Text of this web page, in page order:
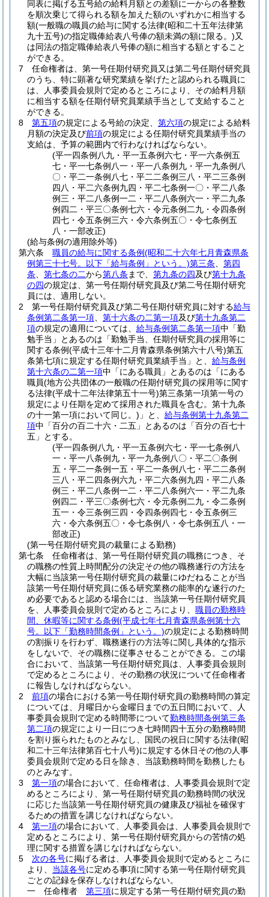
同表に掲げる五号給の給料月額との差額に一からの各整数
を順次乗じて得られる額を加えた額のいずれかに相当する
額(一般職の職員の給与に関する法律(昭和二十五年法律第
九十五号)の指定職俸給表八号俸の額未満の額に限る。)又
は同法の指定職俸給表八号俸の額に相当する額とすること
ができる。
7
任命権者は、第一号任期付研究員又は第二号任期付研究員
のうち、特に顕著な研究業績を挙げたと認められる職員に
は、人事委員会規則で定めるところにより、その給料月額
に相当する額を任期付研究員業績手当として支給すること
ができる。
8
第五項の規定による号給の決定、 第六項の規定による給料
月額の決定及び前項の規定による任期付研究員業績手当の
支給は、予算の範囲内で行わなければならない。
(平一四条例八九・平一五条例六七・平一六条例五
七・平一七条例八一・平一八条例九・平一九条例八
〇・平二一条例八七・平二二条例三八・平二三条例
四八・平二六条例九四・平二七条例一〇・平二八条
例三・平二八条例一二・平二八条例六一・平二九条
例四二・平三〇条例七六・令元条例二九・令四条例
四七・令五条例三六・令六条例五〇・令七条例五
八・一部改正)
(給与条例の適用除外等)
第六条
職員の給与に関する条例(昭和二十六年七月青森県条
例第三十七号。以下「給与条例」という。)第三条
第四
条
第七条の二から第八条 まで、 第九条の四及び第十九条
の四の規定は、第一号任期付研究員及び第二号任期付研究
員には、適用しない。
2
第一号任期付研究員及び第二号任期付研究員に対する給与
条例第二条第一項
第十六条の二第一項及び第十九条第二
項の規定の適用については、 給与条例第二条第一項中「勤
勉手当」とあるのは「勤勉手当、任期付研究員の採用等に
関する条例(平成十三年十二月青森県条例第六十八号)第五
条第七項に規定する任期付研究員業績手当」と、 給与条例
第十六条の二第一項中「にある職員」とあるのは「にある
職員(地方公共団体の一般職の任期付研究員の採用等に関す
る法律(平成十二年法律第五十一号)第三条第一項第一号の
規定により任期を定めて採用された職員を含む。第十九条
の十一第一項において同じ。) 」と、 給与条例第十九条第二
項中「百分の百二十六・二五」とあるのは「百分の百七十
五」とする。
(平一四条例八九・平一五条例六七・平一七条例八
一・平一八条例九・平一九条例八〇・平二〇条例
五・平二一条例一五・平二一条例八七・平二二条例
三八・平二四条例六九・平二六条例九四・平二八条
例三・平二八条例一二・平二八条例六一・平二九条
例四二・平三〇条例七六・令元条例二九・令二条例
五一・令三条例三四・令四条例四七・令五条例三
六・令六条例五〇・令七条例八・令七条例五八・一
部改正)
(第一号任期付研究員の裁量による勤務)
第七条
任命権者は、第一号任期付研究員の職務につき、そ
の職務の性質上時間配分の決定その他の職務遂行の方法を
大幅に当該第一号任期付研究員の裁量にゆだねることが当
該第一号任期付研究員に係る研究業務の能率的な遂行のた
め必要であると認める場合には、当該第一号任期付研究員
を、人事委員会規則で定めるところにより、 職員の勤務時
間、休暇等に関する条例(平成七年七月青森県条例第十六
号。以下「勤務時間条例」という。)の規定による勤務時間
の割振りを行わず、職務遂行の方法等に関し具体的な指示
をしないで、その職務に従事させることができる。
この場
合において、当該第一号任期付研究員は、人事委員会規則
で定めるところにより、その勤務の状況について任命権者
に報告しなければならない。
2
前項の場合における第一号任期付研究員の勤務時間の算定
については、月曜日から金曜日までの五日間において、人
事委員会規則で定める時間帯について勤務時間条例第三条
第二項の規定により一日につき七時間四十五分の勤務時間
を割り振られたものとみなし、国民の祝日に関する法律(昭
和二十三年法律第百七十八号)に規定する休日その他の人事
委員会規則で定める日を除き、当該勤務時間を勤務したも
のとみなす。
3
第一項の場合において、任命権者は、人事委員会規則で定
めるところにより、第一号任期付研究員の勤務時間の状況
に応じた当該第一号任期付研究員の健康及び福祉を確保す
るための措置を講じなければならない。
4
第一項の場合において、人事委員会は、人事委員会規則で
定めるところにより、第一号任期付研究員からの苦情の処
理に関する措置を講じなければならない。
5
次の各号に掲げる者は、人事委員会規則で定めるところに
より、 当該各号に定める事項に関する第一号任期付研究員
ごとの記録を保存しなければならない。
一
任命権者 第三項に規定する第一号任期付研究員の勤